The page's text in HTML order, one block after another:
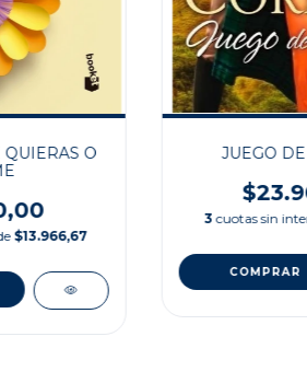
O
$13.966,67
JUEGO
3 cuotas sin